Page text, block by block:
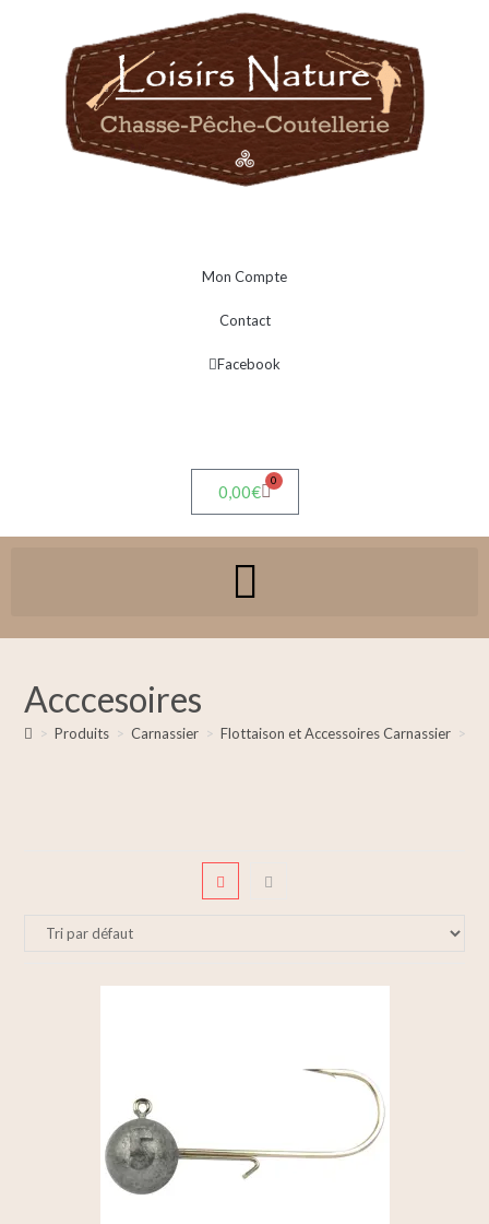
Mon Compte
Contact
Facebook
0,00€
0
Acccesoires
> Produits > Carnassier > Flottaison et Accessoires Carnassier >